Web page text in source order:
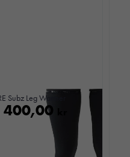
Subz Leg Warmer
400,00